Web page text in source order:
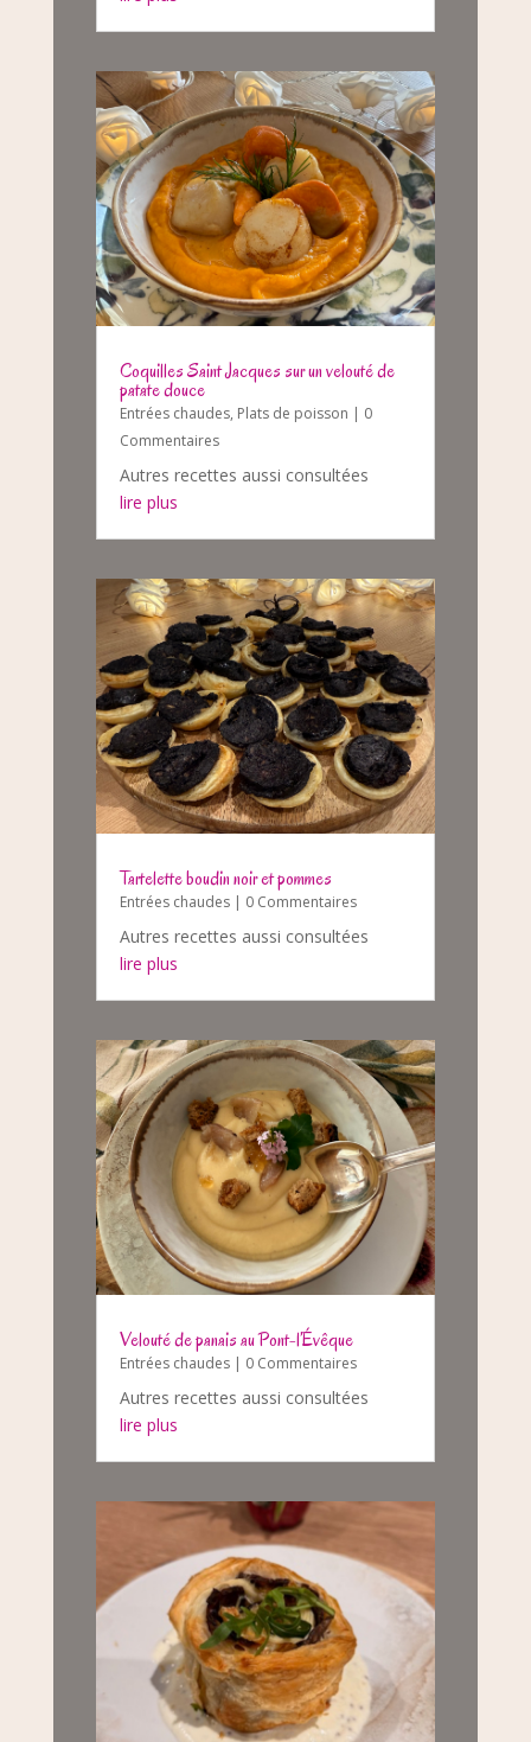
Coquilles Saint Jacques sur un velouté de
patate douce
Entrées chaudes, Plats de poisson | 0
Commentaires
Autres recettes aussi consultées
lire plus
Tartelette boudin noir et pommes
Entrées chaudes| 0 Commentaires
Autres recettes aussi consultées
lire plus
Velouté de panais au Pont-l’Évêque
Entrées chaudes| 0 Commentaires
Autres recettes aussi consultées
lire plus